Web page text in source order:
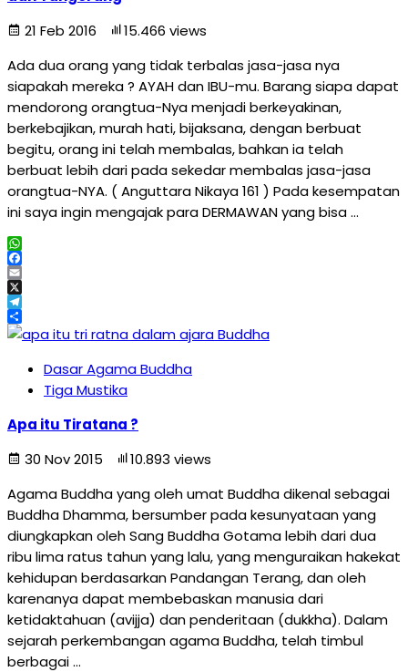
21 Feb 2016
15.466 views
Ada dua orang yang tidak terbalas jasa-jasa nya
siapakah mereka ? AYAH dan IBU-mu. Barang siapa dapat
mendorong orangtua-Nya menjadi berkeyakinan,
berkebajikan, murah hati, bijaksana, dengan berbuat
begitu, orang ini telah membalas, bahkan ia telah
berbuat lebih dari pada sekedar membalas jasa-jasa
orangtua-NYA. ( Anguttara Nikaya 161 ) Pada kesempatan
ini saya ingin mengajak para DERMAWAN yang bisa …
WhatsApp
Facebook
Email
X
Telegram
Share
Dasar Agama Buddha
Tiga Mustika
Apa itu Tiratana ?
30 Nov 2015
10.893 views
Agama Buddha yang oleh umat Buddha dikenal sebagai
Buddha Dhamma, bersumber pada kesunyataan yang
diungkapkan oleh Sang Buddha Gotama lebih dari dua
ribu lima ratus tahun yang lalu, yang menguraikan hakekat
kehidupan berdasarkan Pandangan Terang, dan oleh
karenanya dapat membebaskan manusia dari
ketidaktahuan (avijja) dan penderitaan (dukkha). Dalam
sejarah perkembangan agama Buddha, telah timbul
berbagai …